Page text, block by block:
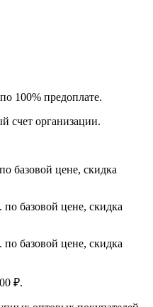
100% предоплате.
счет организации.
базовой цене, скидка
базовой цене, скидка
базовой цене, скидка
₽.